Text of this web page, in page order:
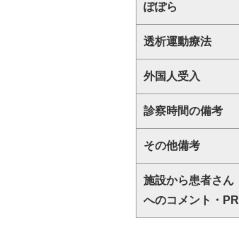
ぽぽら
透析運動療法
外国人受入
診察時間の備考
その他備考
施設から患者さん
へのコメント・PR